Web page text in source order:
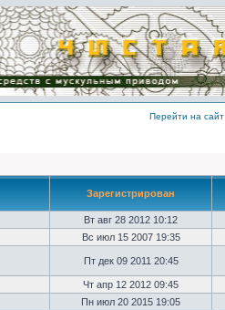
Перейти на сайт
Зарегистрирован
Вт авг 28 2012 10:12
Вс июл 15 2007 19:35
Пт дек 09 2011 20:45
Чт апр 12 2012 09:45
Пн июл 20 2015 19:05